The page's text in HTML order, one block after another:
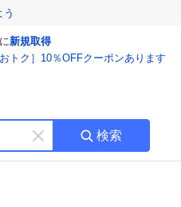
う
新規取得
おトク］10％OFFクーポンあります
キ
ー
検索